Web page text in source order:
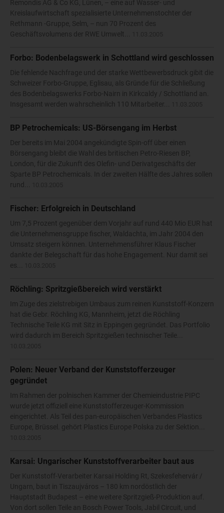
Remondis AG & Co KG, Lünen, – eine auf Wasser- und
Kreislaufwirtschaft spezialisierte Unternehmenstochter der
Rethmann -Gruppe, Selm, – nun 70 Prozent des
Geschäftsvolumens der RWE Umwelt...
Forbo: Bodenbelagswerk in Schottland wird geschlossen
Die fehlende Nachfrage und der starke Wettbewerbsdruck gibit die
Schweizer Forbo-Gruppe, Eglisau, als Gründe für die Schließung
des Bodenbelagswerks Forbo-Nairn in Kirkcaldy / Schottland an.
Insgesamt werden wahrscheinlich 110 Mitarbeiter...
BP Petrochemicals: US-Börsengang im Herbst
Der bereits im Mai 2004 angekündigte Spin-off über einen
Börsengang bleibt die Wahl des britischen Petro-Riesen BP,
London, für die Zukunft des Olefin- und Derivatgeschäfts der
Sparte BP Petrochemicals. In der zweiten Hälfte des Jahres sollen
rund...
Fischer: Erfolgreich in Deutschland
Um 7,5 Prozent gegenüber dem Vorjahr auf rund 440 Mio EUR hat
die Unternehmensgruppe fischer, Waldachta, im Jahr 2004 den
Umsatz steigern können. Unternehmensführer Klaus Fischer
dankte der Belegschaft für das hohe Engagement. Nur damit sei
es...
Röchling: Spritzgießbereich wird verstärkt
Im Zuge des zielstrebigen Umbaus zum reinen Kunststoff-Konzern
hat die Gebr. Röchling KG, Mannheim, jetzt die Röchling
Technische Teile KG mit Sitz in Eppingen gegründet. Das Portfolio
wird dadurch im Bereich Spritzgießen technischer Teile...
Polen: Neuer Verband der Kunststofferzeuger
gegründet
Im Rahmen der polnischen Kammer der Chemieindustrie PIPC
wurde jetzt offiziell eine Kunststofferzeuger-Kommission
eingerichtet. Als Teil des pan­-europäischen Verbandes Plastics
Europe, Brüssel. gehört Plastics Europe Polska zu der Sektion...
Karsai: Ungarischer Kunststoffverarbeiter baut aus
Der Kunststoff-Verarbeiter Karsai Holding Rt, Szekesfehervár /
Ungarn, baut in Tiszaujváros – 180 km nordöstlich der
Hauptstadt Budapest – eine weitere Spritzgieß-Produktion auf.
Von dort sollen Teile an Bosch Power Tools, Jabil Circuit, und